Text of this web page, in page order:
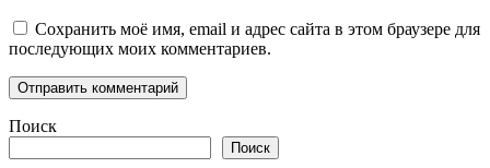
Сохранить моё имя, email и адрес сайта в этом браузере для
последующих моих комментариев.
Поиск
Поиск